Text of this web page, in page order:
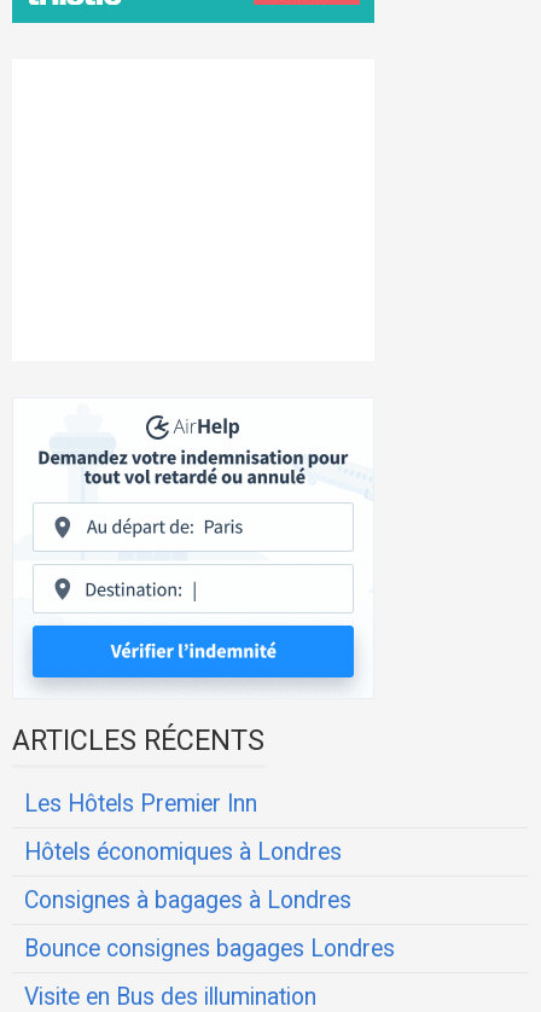
ARTICLES RÉCENTS
Les Hôtels Premier Inn
Hôtels économiques à Londres
Consignes à bagages à Londres
Bounce consignes bagages Londres
Visite en Bus des illumination